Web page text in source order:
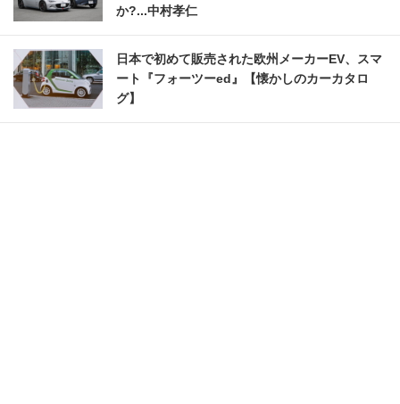
か?...中村孝仁
日本で初めて販売された欧州メーカーEV、スマ
ート『フォーツーed』【懐かしのカーカタロ
グ】